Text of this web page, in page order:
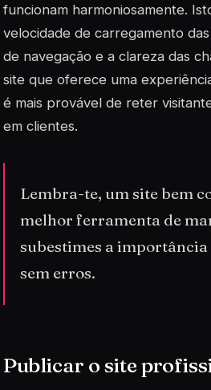
funcionam harmoniosamente.
velocidade de carregamento
de navegação e a clareza das
site que oferece uma
é mais provável de reter
em clientes.
Lembra-te, um site bem
melhor ferramenta de
subestimes a
sem erros.
Publicar o site